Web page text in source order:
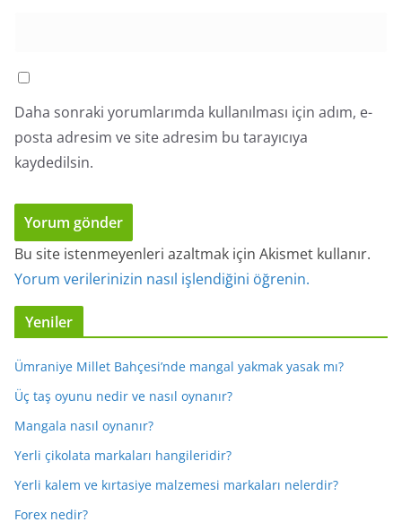
Daha sonraki yorumlarımda kullanılması için adım, e-
posta adresim ve site adresim bu tarayıcıya
kaydedilsin.
Bu site istenmeyenleri azaltmak için Akismet kullanır.
Yorum verilerinizin nasıl işlendiğini öğrenin.
Yeniler
Ümraniye Millet Bahçesi’nde mangal yakmak yasak mı?
Üç taş oyunu nedir ve nasıl oynanır?
Mangala nasıl oynanır?
Yerli çikolata markaları hangileridir?
Yerli kalem ve kırtasiye malzemesi markaları nelerdir?
Forex nedir?